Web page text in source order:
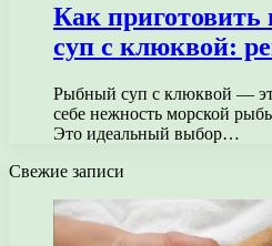
Как
суп с клюквой:
Рыбный суп с клюквой —
себе нежность морской
Это идеальный выбор…
Свежие записи